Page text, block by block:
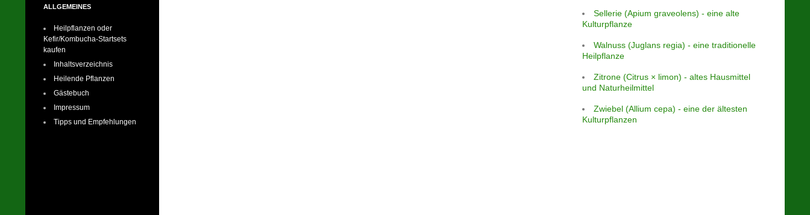
Sellerie (Apium graveolens) - eine alte
Kulturpflanze
Walnuss (Juglans regia) - eine traditionelle
Heilpflanze
Zitrone (Citrus × limon) - altes Hausmittel
und Naturheilmittel
Zwiebel (Allium cepa) - eine der ältesten
Kulturpflanzen
ALLGEMEINES
Heilpflanzen oder
Kefir/Kombucha-Startsets
kaufen
Inhaltsverzeichnis
Heilende Pflanzen
Gästebuch
Impressum
Tipps und Empfehlungen